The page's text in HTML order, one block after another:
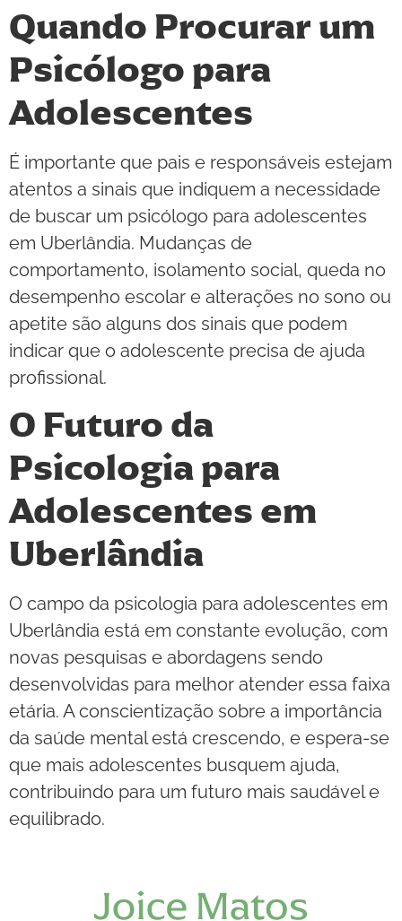
Quando Procurar um
Psicólogo para
Adolescentes
É importante que pais e responsáveis estejam
atentos a sinais que indiquem a necessidade
de buscar um psicólogo para adolescentes
em Uberlândia. Mudanças de
comportamento, isolamento social, queda no
desempenho escolar e alterações no sono ou
apetite são alguns dos sinais que podem
indicar que o adolescente precisa de ajuda
profissional.
O Futuro da
Psicologia para
Adolescentes em
Uberlândia
O campo da psicologia para adolescentes em
Uberlândia está em constante evolução, com
novas pesquisas e abordagens sendo
desenvolvidas para melhor atender essa faixa
etária. A conscientização sobre a importância
da saúde mental está crescendo, e espera-se
que mais adolescentes busquem ajuda,
contribuindo para um futuro mais saudável e
equilibrado.